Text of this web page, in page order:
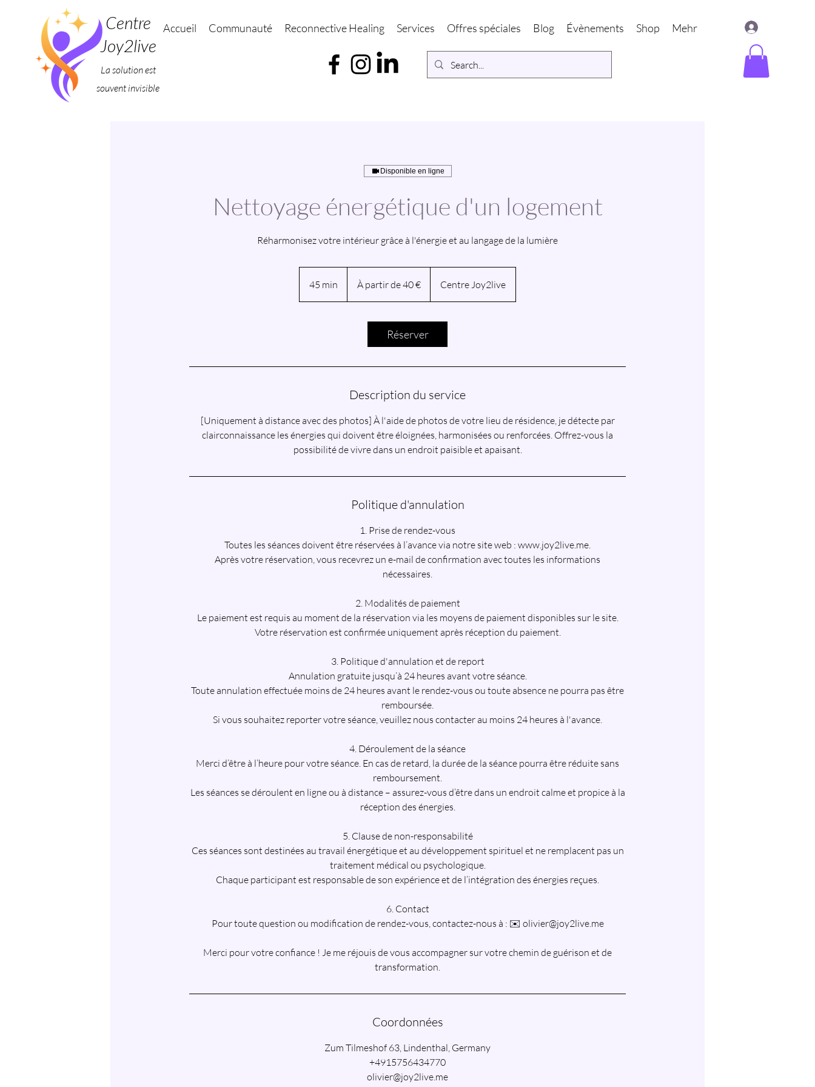
Centre
Joy2live
La solution est
souvent invisible
Accueil Communauté Reconnective Healing Services Offres spéciales Blog Évènements Shop Mehr
Disponible en ligne
Nettoyage énergétique d'un logement
Réharmonisez votre intérieur grâce à l'énergie et au langage de la lumière
45 min
5
À partir de 40 € Centre Joy2live
Réserver
Description du service
[Uniquement à distance avec des photos] À l'aide de photos de votre lieu de résidence, je détecte par
clairconnaissance les énergies qui doivent être éloignées, harmonisées ou renforcées. Offrez-vous la
possibilité de vivre dans un endroit paisible et apaisant.
Politique d'annulation
1. Prise de rendez-vous
Toutes les séances doivent être réservées à l’avance via notre site web : www.joy2live.me.
Après votre réservation, vous recevrez un e-mail de confirmation avec toutes les informations
nécessaires.
2. Modalités de paiement
Le paiement est requis au moment de la réservation via les moyens de paiement disponibles sur le site.
Votre réservation est confirmée uniquement après réception du paiement.
3. Politique d'annulation et de report
Annulation gratuite jusqu’à 24 heures avant votre séance.
Toute annulation effectuée moins de 24 heures avant le rendez-vous ou toute absence ne pourra pas être
remboursée.
Si vous souhaitez reporter votre séance, veuillez nous contacter au moins 24 heures à l'avance.
4. Déroulement de la séance
Merci d’être à l’heure pour votre séance. En cas de retard, la durée de la séance pourra être réduite sans
remboursement.
Les séances se déroulent en ligne ou à distance – assurez-vous d’être dans un endroit calme et propice à la
réception des énergies.
5. Clause de non-responsabilité
Ces séances sont destinées au travail énergétique et au développement spirituel et ne remplacent pas un
traitement médical ou psychologique.
Chaque participant est responsable de son expérience et de l’intégration des énergies reçues.
6. Contact
Pour toute question ou modification de rendez-vous, contactez-nous à : ✉️ olivier@joy2live.me
Merci pour votre confiance ! Je me réjouis de vous accompagner sur votre chemin de guérison et de
transformation.
Coordonnées
Zum Tilmeshof 63, Lindenthal, Germany
+4915756434770
olivier@joy2live.me